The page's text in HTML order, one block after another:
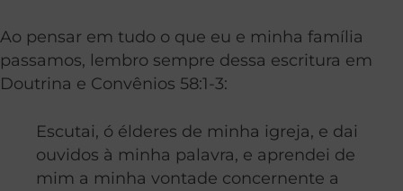
Ao pensar em tudo o que eu e minha família
passamos, lembro sempre dessa escritura em
Doutrina e Convênios 58:1-3:
Escutai, ó élderes de minha igreja, e dai
ouvidos à minha palavra, e aprendei de
mim a minha vontade concernente a